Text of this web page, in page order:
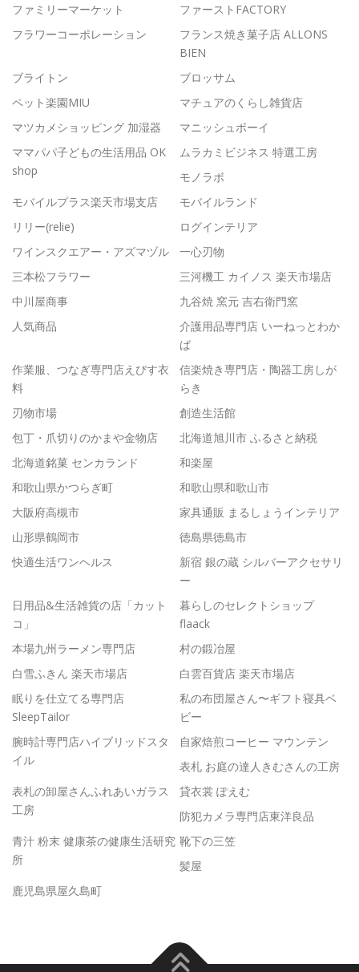
ファミリーマーケット
ファーストFACTORY
フラワーコーポレーション
フランス焼き菓子店 ALLONS
BIEN
ブライトン
ブロッサム
ペット楽園MIU
マチュアのくらし雑貨店
マツカメショッピング 加湿器
マニッシュボーイ
ママパパ子どもの生活用品 OK
shop
ムラカミビジネス 特選工房
モノラボ
モバイルプラス楽天市場支店
モバイルランド
リリー(relie)
ログインテリア
ワインスクエアー・アズマヅル
一心刃物
三本松フラワー
三河機工 カイノス 楽天市場店
中川屋商事
九谷焼 窯元 吉右衛門窯
人気商品
介護用品専門店 いーねっとわか
ば
作業服、つなぎ専門店えびす衣
料
信楽焼き専門店・陶器工房しが
らき
刃物市場
創造生活館
包丁・爪切りのかまや金物店
北海道旭川市 ふるさと納税
北海道銘菓 センカランド
和楽屋
和歌山県かつらぎ町
和歌山県和歌山市
大阪府高槻市
家具通販 まるしょうインテリア
山形県鶴岡市
徳島県徳島市
快適生活ワンヘルス
新宿 銀の蔵 シルバーアクセサリ
ー
日用品&生活雑貨の店「カット
コ」
暮らしのセレクトショップ
flaack
本場九州ラーメン専門店
村の鍛冶屋
白雪ふきん 楽天市場店
白雲百貨店 楽天市場店
眠りを仕立てる専門店
SleepTailor
私の布団屋さん〜ギフト寝具ベ
ビー
腕時計専門店ハイブリッドスタ
イル
自家焙煎コーヒー マウンテン
表札 お庭の達人きむさんの工房
表札の卸屋さんふれあいガラス
工房
貸衣裳 ぽえむ
防犯カメラ専門店東洋良品
青汁 粉末 健康茶の健康生活研究
所
靴下の三笠
髪屋
鹿児島県屋久島町